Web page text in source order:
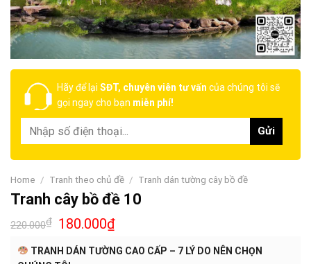
Hãy để lại SĐT, chuyên viên tư vấn của chúng tôi sẽ
gọi ngay cho bạn miễn phí!
Home / Tranh theo chủ đề / Tranh dán tường cây bồ đề
Tranh cây bồ đề 10
220.000₫ 180.000₫
TRANH DÁN TƯỜNG CAO CẤP – 7 LÝ DO NÊN CHỌN